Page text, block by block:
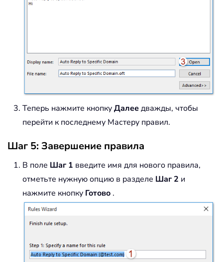
Теперь нажмите кнопкуДалеедважды, чтобы
перейти к последнему Мастеру правил.
Шаг 5: Завершение правила
В поле Шаг 1 введите имя для нового правила,
отметьте нужную опцию в разделе Шаг 2 и
нажмите кнопку Готово .